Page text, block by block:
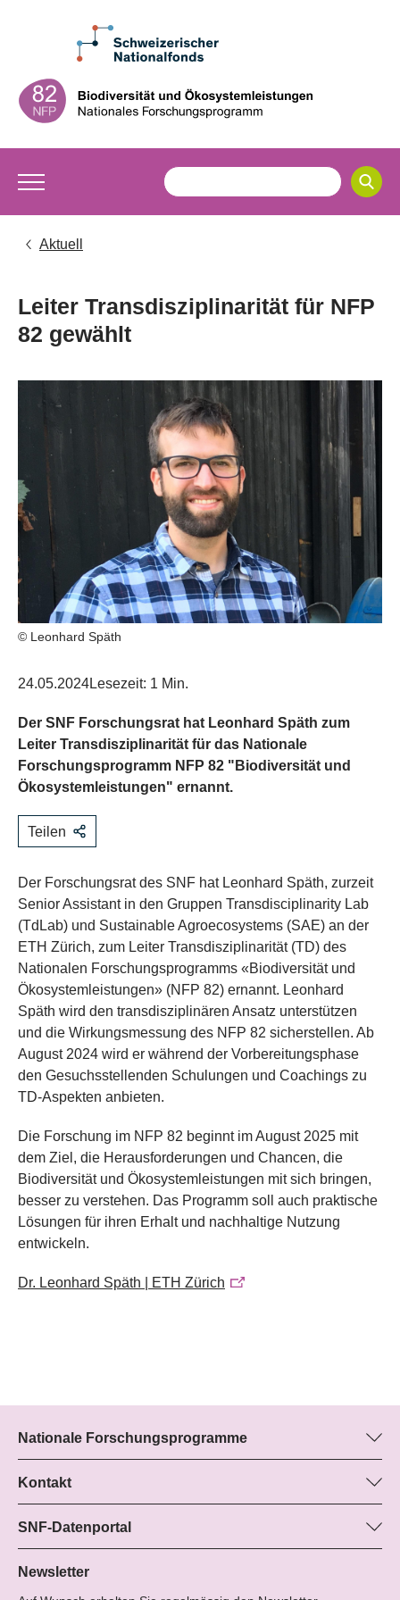
Aktuell
Leiter Transdisziplinarität für NFP
82 gewählt
© Leonhard Späth
24.05.2024Lesezeit: 1 Min.
Der SNF Forschungsrat hat Leonhard Späth zum
Leiter Transdisziplinarität für das Nationale
Forschungsprogramm NFP 82 "Biodiversität und
Ökosystemleistungen" ernannt.
Teilen
Der Forschungsrat des SNF hat Leonhard Späth, zurzeit
Senior Assistant in den Gruppen Transdisciplinarity Lab
(TdLab) und Sustainable Agroecosystems (SAE) an der
ETH Zürich, zum Leiter Transdisziplinarität (TD) des
Nationalen Forschungsprogramms «Biodiversität und
Ökosystemleistungen» (NFP 82) ernannt. Leonhard
Späth wird den transdisziplinären Ansatz unterstützen
und die Wirkungsmessung des NFP 82 sicherstellen. Ab
August 2024 wird er während der Vorbereitungsphase
den Gesuchsstellenden Schulungen und Coachings zu
TD-Aspekten anbieten.
Die Forschung im NFP 82 beginnt im August 2025 mit
dem Ziel, die Herausforderungen und Chancen, die
Biodiversität und Ökosystemleistungen mit sich bringen,
besser zu verstehen. Das Programm soll auch praktische
Lösungen für ihren Erhalt und nachhaltige Nutzung
entwickeln.
Dr. Leonhard Späth | ETH Zürich
Nationale Forschungsprogramme
Hier finden Sie Informationen zu allen Nationalen
Forschungsprogrammen (NFP):
Alle NFP
Kontakt
Boris Buzek, SNF
Beatrice Schibler, SNF
Programm-Managerinnen
Tel.: +
SNF-Datenportal
Hier finden Sie umfangreiche Informationen zu den vom SNF
geförderten Projekten.
Newsletter